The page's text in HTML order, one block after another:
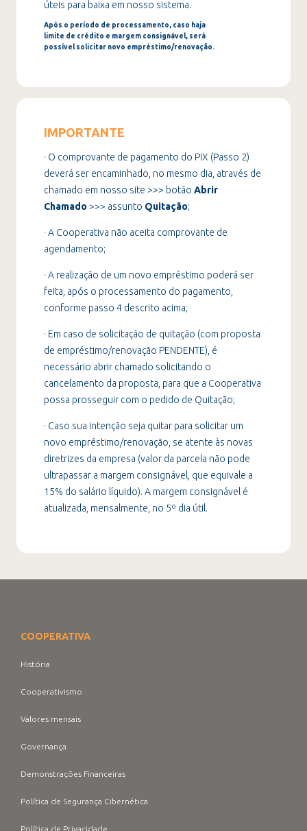
úteis para baixa em nosso sistema.
Após o período de processamento, caso haja
limite de crédito e margem consignável, será
possível solicitar novo empréstimo/renovação.
IMPORTANTE
· O comprovante de pagamento do PIX (Passo 2)
deverá ser encaminhado, no mesmo dia, através de
chamado em nosso site >>> botãoAbrir
Chamado >>> assunto Quitação;
· A Cooperativa não aceita comprovante de
agendamento;
· A realização de um novo empréstimo poderá ser
feita, após o processamento do pagamento,
conforme passo 4 descrito acima;
· Em caso de solicitação de quitação (com proposta
de empréstimo/renovação PENDENTE), é
necessário abrir chamado solicitando o
cancelamento da proposta, para que a Cooperativa
possa prosseguir com o pedido de Quitação;
· Caso sua intenção seja quitar para solicitar um
novo empréstimo/renovação, se atente às novas
diretrizes da empresa (valor da parcela não pode
ultrapassar a margem consignável, que equivale a
15% do salário líquido). A margem consignável é
atualizada, mensalmente, no 5º dia útil.
COOPERATIVA
História
Cooperativismo
Valores mensais
Governança
Demonstrações Financeiras
Política de Segurança Cibernética
Política de Privacidade